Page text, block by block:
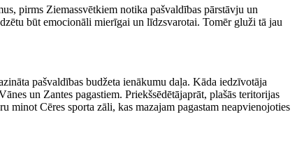
pirms Ziemassvētkiem notika pašvaldības pārstāvju un
būt emocionāli mierīgai un līdzsvarotai. Tomēr gluži tā jau
pašvaldības budžeta ienākumu daļa. Kāda iedzīvotāja
un Zantes pagastiem. Priekšsēdētājaprāt, plašās teritorijas
Cēres sporta zāli, kas mazajam pagastam neapvienojoties